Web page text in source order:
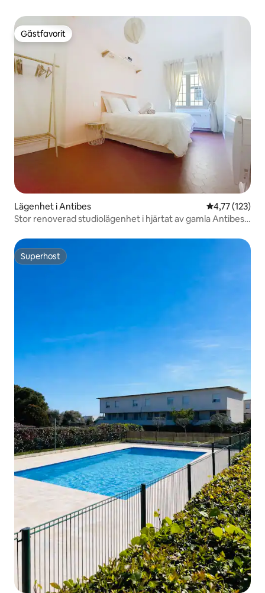
Gästfavorit
Gästfavorit
Lägenhet i Antibes 4,77 av 5 i
4,77 (123)
Stor renoverad studiolägenhet i hjärtat av gamla Antibes
Superhost
Superhost